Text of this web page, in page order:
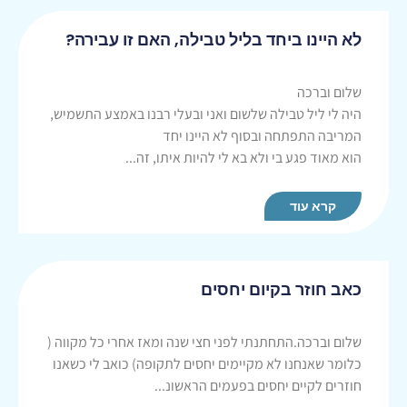
לא היינו ביחד בליל טבילה, האם זו עבירה?
שלום וברכה
היה לי ליל טבילה שלשום ואני ובעלי רבנו באמצע התשמיש,
המריבה התפתחה ובסוף לא היינו יחד
הוא מאוד פגע בי ולא בא לי להיות איתו, זה...
קרא עוד
כאב חוזר בקיום יחסים
שלום וברכה.התחתנתי לפני חצי שנה ומאז אחרי כל מקווה (
כלומר שאנחנו לא מקיימים יחסים לתקופה) כואב לי כשאנו
חוזרים לקיים יחסים בפעמים הראשונ...